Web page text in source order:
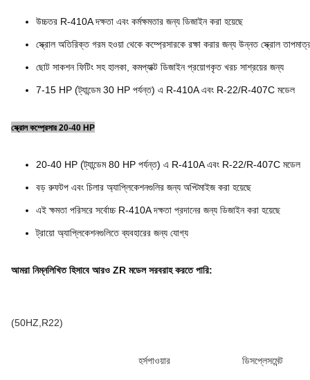
উচ্চতর R-410A দক্ষতা এবং কর্মক্ষমতার জন্য ডিজাইন করা হয়েছে
স্ক্রোল অতিরিক্ত গরম হওয়া থেকে কম্প্রেসারকে রক্ষা করার জন্য উন্নত স্ক্রোল
ছোট সাকশন ফিটিং সহ হালকা, কমপ্যাক্ট ডিজাইন প্রয়োগকৃত খরচ সাশ্রয়ের জন্য
7-15 HP (ট্যান্ডেম 30 HP পর্যন্ত) এ R-410A এবং R-22/R-407C মডেল
স্ক্রোল কম্প্রেসার 20-40 HP
20-40 HP (ট্যান্ডেম 80 HP পর্যন্ত) এ R-410A এবং R-22/R-407C মডেল
বড় রুফটপ এবং চিলার অ্যাপ্লিকেশনগুলির জন্য অপ্টিমাইজ করা হয়েছে
এই ক্ষমতা পরিসরে সর্বোচ্চ R-410A দক্ষতা প্রদানের জন্য ডিজাইন করা হয়েছে
ট্রায়ো অ্যাপ্লিকেশনগুলিতে ব্যবহারের জন্য যোগ্য
আমরা নিম্নলিখিত হিসাবে আরও ZR মডেল সরবরাহ করতে পারি:
(50HZ,R22)
হর্সপাওয়ার ডিসপ্লেসমেন্ট